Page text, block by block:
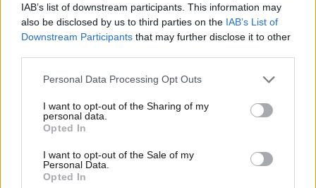
IAB’s list of downstream participants. This information may
also be disclosed by us to third parties on the IAB’s List of
Downstream Participants that may further disclose it to other
Please note that this website/app uses one or more Google
not limited to your visit or usage behaviour. You may click to
grant or deny consent to Google and its third-party tags to
use your data for below specified purposes in below Google
consent section.
Personal Data Processing Opt Outs
I want to opt-out of the Sharing of my
personal data.
Opted In
I want to opt-out of the Sale of my
Personal Data.
Opted In